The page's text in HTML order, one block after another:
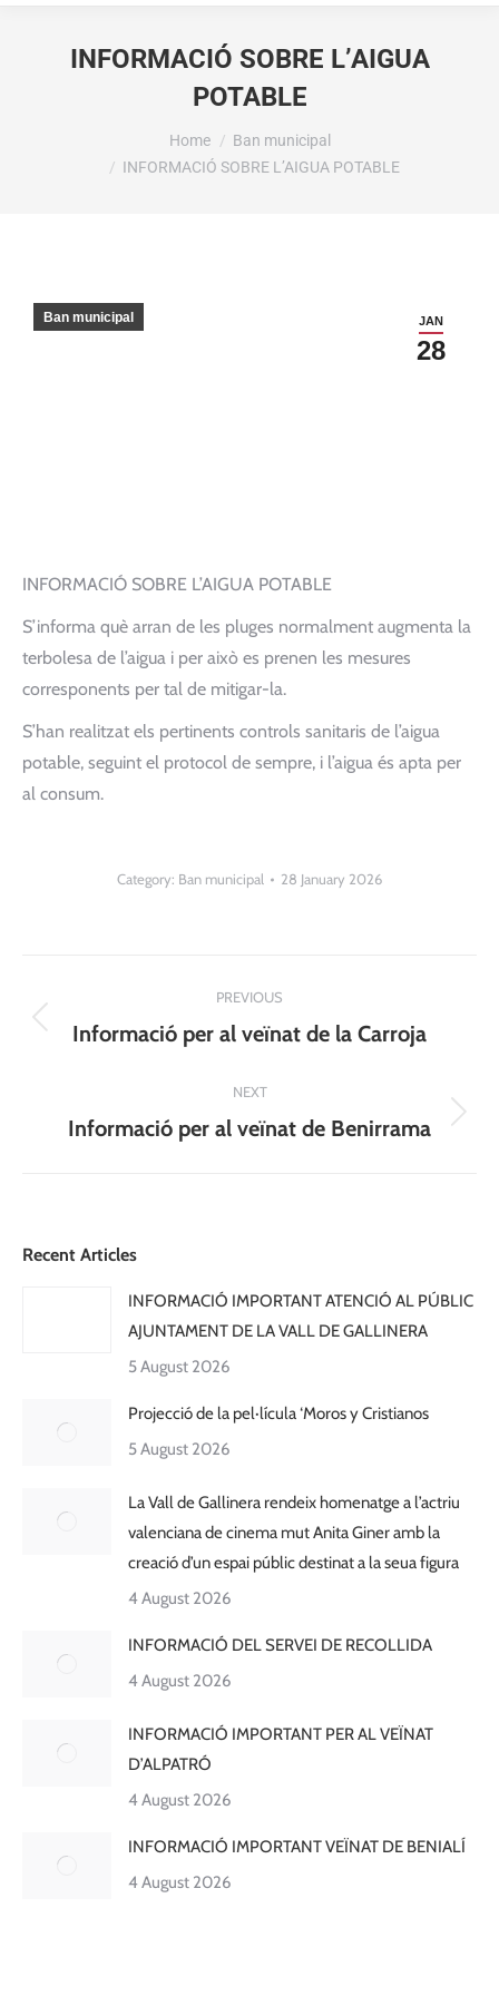
INFORMACIÓ SOBRE L’AIGUA
POTABLE
Home
Ban municipal
INFORMACIÓ SOBRE L’AIGUA POTABLE
JAN
28
Ban municipal
INFORMACIÓ SOBRE L’AIGUA POTABLE
S’informa què arran de les pluges normalment augmenta la
terbolesa de l’aigua i per això es prenen les mesures
corresponents per tal de mitigar-la.
S’han realitzat els pertinents controls sanitaris de l’aigua
potable, seguint el protocol de sempre, i l’aigua és apta per
al consum.
Category: Ban municipal 28 January 2026
navigation
PREVIOUS
Previous
Informació per al veïnat de la Carroja
NEXT
Next
Informació per al veïnat de Benirrama
Recent Articles
INFORMACIÓ IMPORTANT ATENCIÓ AL PÚBLIC
AJUNTAMENT DE LA VALL DE GALLINERA
5 August 2026
Projecció de la pel·lícula ‘Moros y Cristianos
5 August 2026
La Vall de Gallinera rendeix homenatge a l’actriu
valenciana de cinema mut Anita Giner amb la
creació d’un espai públic destinat a la seua figura
4 August 2026
INFORMACIÓ DEL SERVEI DE RECOLLIDA
4 August 2026
INFORMACIÓ IMPORTANT PER AL VEÏNAT
D’ALPATRÓ
4 August 2026
INFORMACIÓ IMPORTANT VEÏNAT DE BENIALÍ
4 August 2026